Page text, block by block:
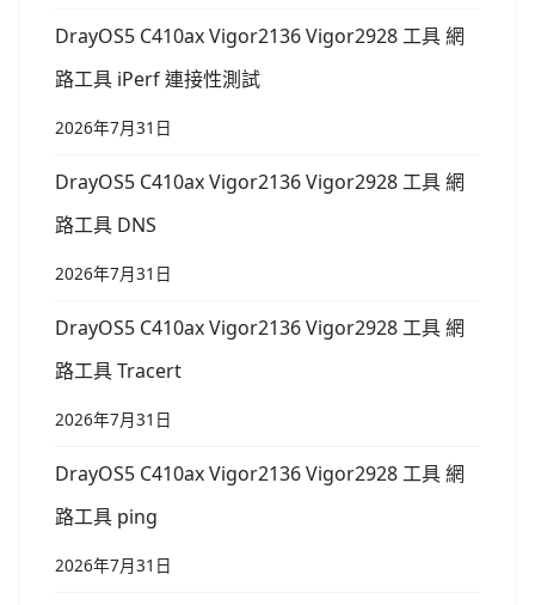
DrayOS5 C410ax Vigor2136 Vigor2928 工具 網
路工具 iPerf 連接性測試
2026年7月31日
DrayOS5 C410ax Vigor2136 Vigor2928 工具 網
路工具 DNS
2026年7月31日
DrayOS5 C410ax Vigor2136 Vigor2928 工具 網
路工具 Tracert
2026年7月31日
DrayOS5 C410ax Vigor2136 Vigor2928 工具 網
路工具 ping
2026年7月31日